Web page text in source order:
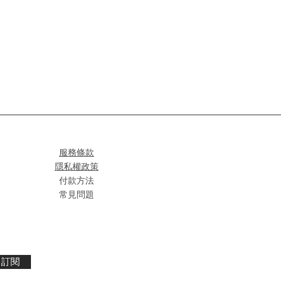
服務條款
隱私權政策
付款方法
常見問題
訂閱